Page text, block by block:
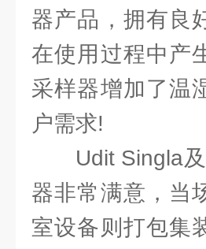
器产品，拥有良
在使用过程中产
采样器增加了温
户需求!
Udit Singla
器非常满意，当
室设备则打包集